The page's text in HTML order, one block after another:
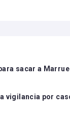
sacar a
vigilancia por